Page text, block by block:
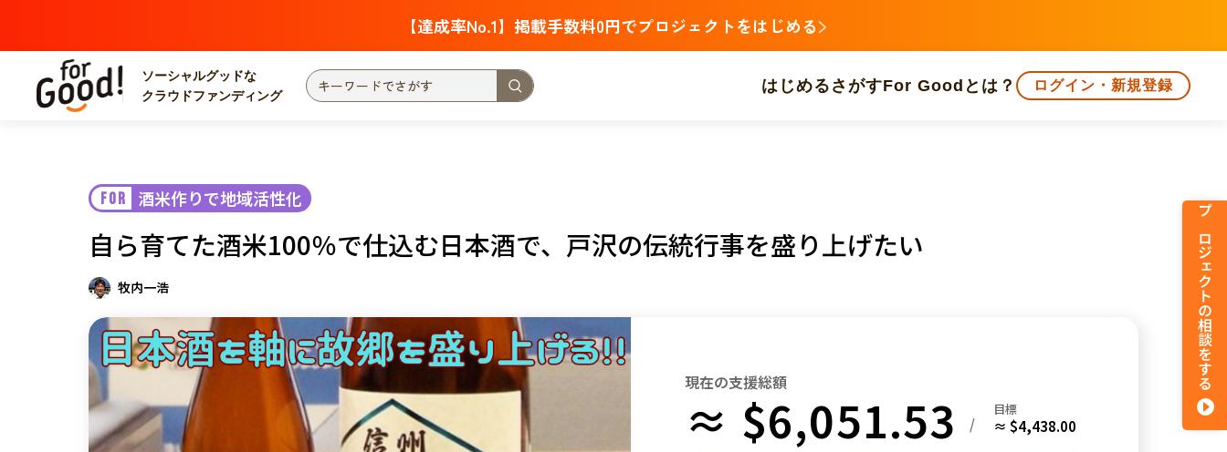
【達成率No.1】掲載手数料0円でプロジェクトをはじめる
ソーシャルグッドな
クラウドファンディング
はじめる さがすFor Goodとは？ ログイン・新規登録
カテゴリーからさがす 国際協力
災害
社会貢献
地域からさがす
関東 茨城 栃木 群馬 埼玉 千葉
中部 新潟 富山 石川 福井 山梨
近畿 三重 滋賀 京都
中国 鳥取 岡山
FOR 酒米作りで地域活性化
自ら育てた酒米100％で仕込む日本酒で、戸沢の伝統行事を盛り上げたい
牧内一浩
現在の支援総額
≈ $6,051.53 /
目標
≈ $4,438.00
プロジェクトの相談をする